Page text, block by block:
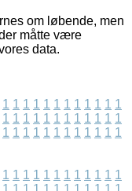
om løbende, men
måtte være
data.
1 1 1 1 1 1 1 1 1 1 1 1
1 1 1 1 1 1 1 1 1 1 1 1
1 1 1 1 1 1 1 1 1 1 1 1
1 1 1 1 1 1 1 1 1 1 1 1